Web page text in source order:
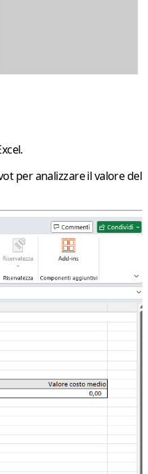
.
per analizzare il valore del